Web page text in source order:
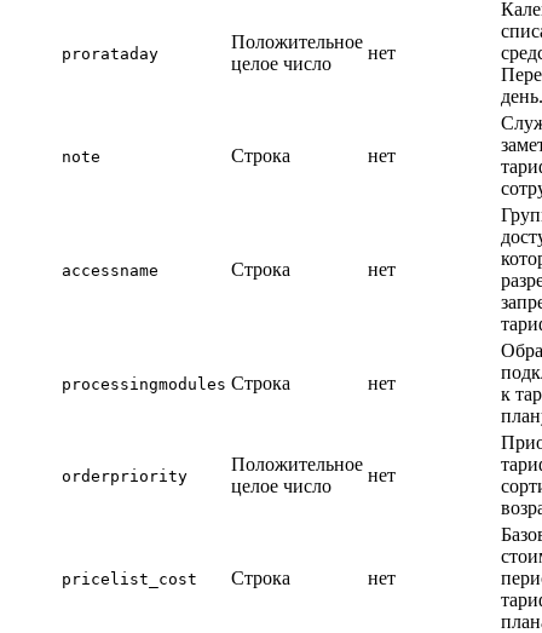
prorataday
Положительное
целое число
нет
день.
note Строка нет
accessname Строка нет
processingmodules Строка нет
к
orderpriority
Положительное
целое число
нет
pricelist_cost Строка нет